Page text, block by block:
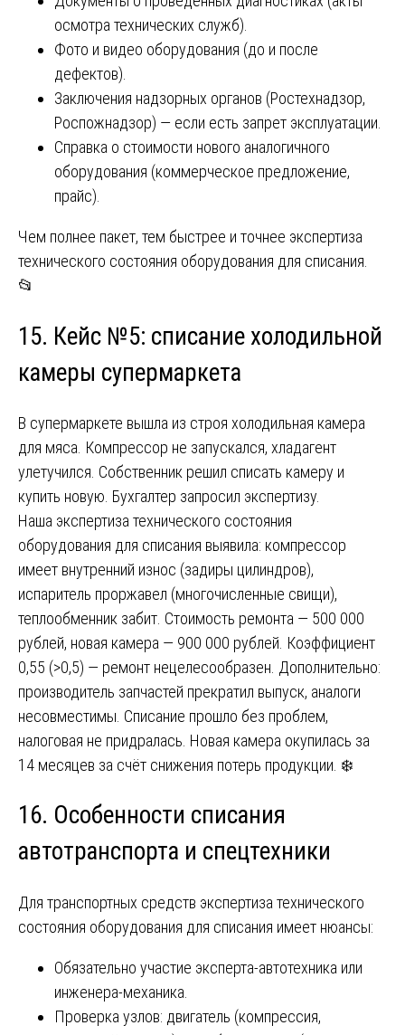
осмотра технических служб).
Фото и видео оборудования (до и после
дефектов).
Заключения надзорных органов (Ростехнадзор,
Роспожнадзор) — если есть запрет эксплуатации.
Справка о стоимости нового аналогичного
оборудования (коммерческое предложение,
прайс).
Чем полнее пакет, тем быстрее и точнее экспертиза
технического состояния оборудования для списания.
📂
15. Кейс №5: списание холодильной
камеры супермаркета
В супермаркете вышла из строя холодильная камера
для мяса. Компрессор не запускался, хладагент
улетучился. Собственник решил списать камеру и
купить новую. Бухгалтер запросил экспертизу.
Наша экспертиза технического состояния
оборудования для списания выявила: компрессор
имеет внутренний износ (задиры цилиндров),
испаритель проржавел (многочисленные свищи),
теплообменник забит. Стоимость ремонта — 500 000
рублей, новая камера — 900 000 рублей. Коэффициент
0,55 (>0,5) — ремонт нецелесообразен. Дополнительно:
производитель запчастей прекратил выпуск, аналоги
несовместимы. Списание прошло без проблем,
налоговая не придралась. Новая камера окупилась за
14 месяцев за счёт снижения потерь продукции. ❄️
16. Особенности списания
автотранспорта и спецтехники
Для транспортных средств экспертиза технического
состояния оборудования для списания имеет нюансы:
Обязательно участие эксперта-автотехника или
инженера-механика.
Проверка узлов: двигатель (компрессия,